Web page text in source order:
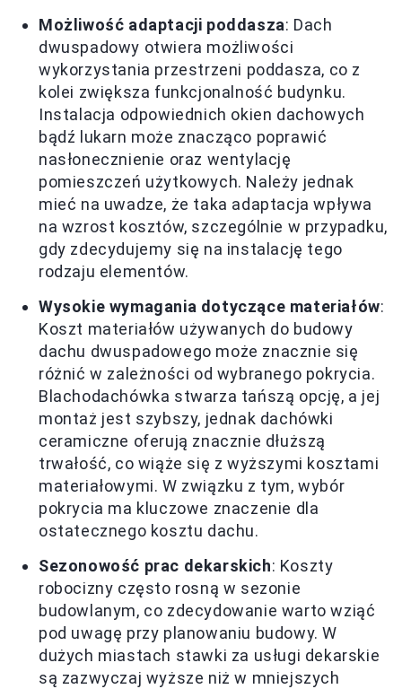
Możliwość adaptacji poddasza: Dach
dwuspadowy otwiera możliwości
wykorzystania przestrzeni poddasza, co z
kolei zwiększa funkcjonalność budynku.
Instalacja odpowiednich okien dachowych
bądź lukarn może znacząco poprawić
nasłonecznienie oraz wentylację
pomieszczeń użytkowych. Należy jednak
mieć na uwadze, że taka adaptacja wpływa
na wzrost kosztów, szczególnie w przypadku,
gdy zdecydujemy się na instalację tego
rodzaju elementów.
Wysokie wymagania dotyczące materiałów:
Koszt materiałów używanych do budowy
dachu dwuspadowego może znacznie się
różnić w zależności od wybranego pokrycia.
Blachodachówka stwarza tańszą opcję, a jej
montaż jest szybszy, jednak dachówki
ceramiczne oferują znacznie dłuższą
trwałość, co wiąże się z wyższymi kosztami
materiałowymi. W związku z tym, wybór
pokrycia ma kluczowe znaczenie dla
ostatecznego kosztu dachu.
Sezonowość prac dekarskich: Koszty
robocizny często rosną w sezonie
budowlanym, co zdecydowanie warto wziąć
pod uwagę przy planowaniu budowy. W
dużych miastach stawki za usługi dekarskie
są zazwyczaj wyższe niż w mniejszych